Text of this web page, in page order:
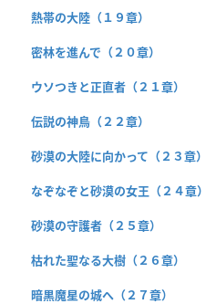
熱帯の大陸（１９章）
密林を進んで（２０章）
ウソつきと正直者（２１章）
伝説の神鳥（２２章）
砂漠の大陸に向かって（２３章）
なぞなぞと砂漠の女王（２４章）
砂漠の守護者（２５章）
枯れた聖なる大樹（２６章）
暗黒魔星の城へ（２７章）